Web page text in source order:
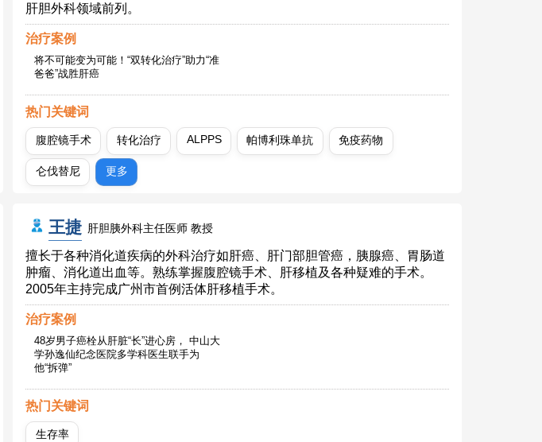
肝胆外科领域前列。
治疗案例
将不可能变为可能！“双转化治疗”助力“准
爸爸”战胜肝癌
热门关键词
腹腔镜手术 转化治疗 ALPPS 帕博利珠单抗 免疫药物
仑伐替尼 更多
王捷 肝胆胰外科主任医师 教授
擅长于各种消化道疾病的外科治疗如肝癌、肝门部胆管癌，胰腺癌、胃肠道
肿瘤、消化道出血等。熟练掌握腹腔镜手术、肝移植及各种疑难的手术。
2005年主持完成广州市首例活体肝移植手术。
治疗案例
48岁男子癌栓从肝脏“长”进心房， 中山大
学孙逸仙纪念医院多学科医生联手为
他“拆弹”
热门关键词
生存率